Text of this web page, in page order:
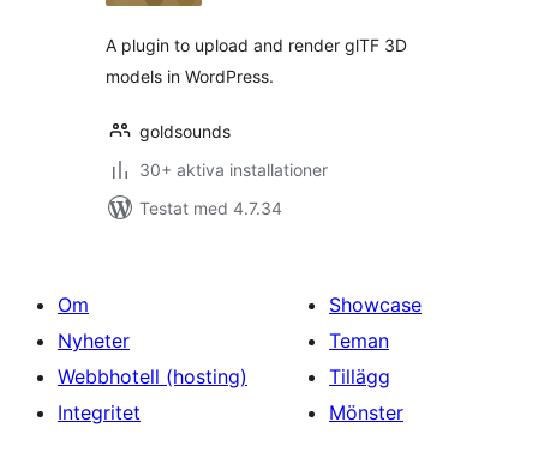
A plugin to upload and render glTF 3D
models in WordPress.
goldsounds
30+ aktiva installationer
Testat med 4.7.34
Om
Nyheter
Webbhotell (hosting)
Integritet
Showcase
Teman
Tillägg
Mönster